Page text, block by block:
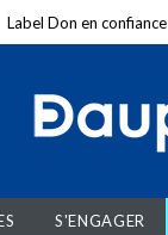
Label Don en confiance
S'ENGAGER